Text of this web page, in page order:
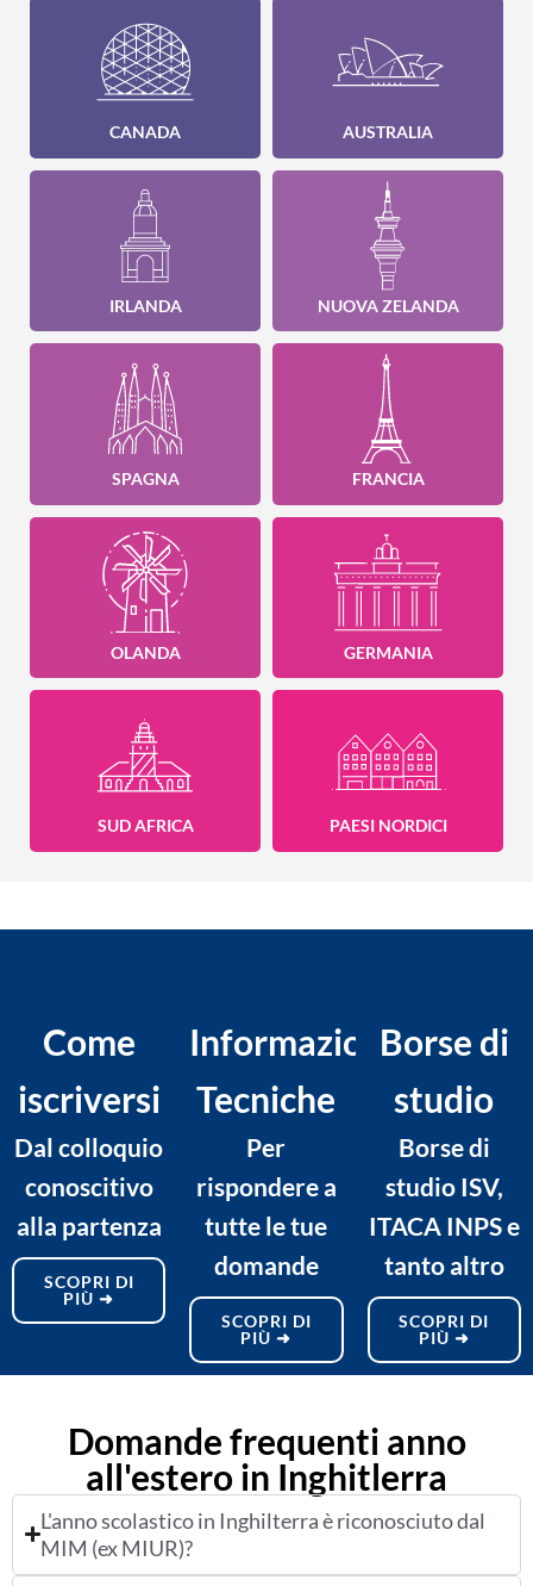
CANADA AUSTRALIA
IRLANDA NUOVA ZELANDA
SPAGNA FRANCIA
OLANDA GERMANIA
SUD AFRICA PAESI NORDICI
Come
iscriversi
Dal colloquio
conoscitivo
alla partenza
SCOPRI DI
PIÙ ➜
Informazioni
Tecniche
Per
rispondere a
tutte le tue
domande
SCOPRI DI
PIÙ ➜
Borse di
studio
Borse di
studio ISV,
ITACA INPS e
tanto altro
SCOPRI DI
PIÙ ➜
Domande frequenti anno
all'estero in Inghitlerra
L'anno scolastico in Inghilterra è riconosciuto dal
MIM (ex MIUR)?